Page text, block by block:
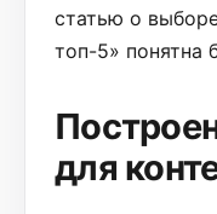
статью о
топ-5» понятна
для